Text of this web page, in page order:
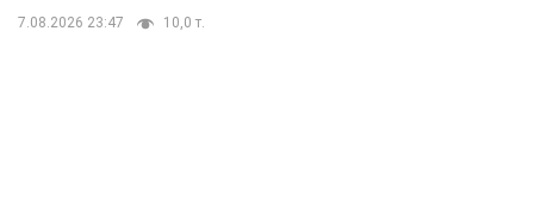
7.08.2026 23:47 10,0 т.